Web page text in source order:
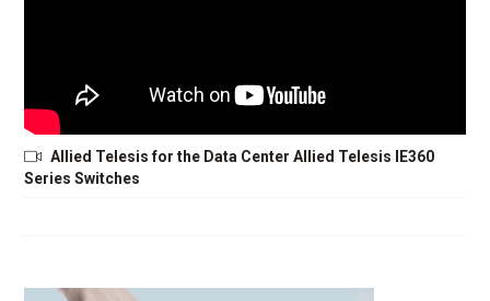
Allied Telesis for the Data Center Allied Telesis IE360
Series Switches